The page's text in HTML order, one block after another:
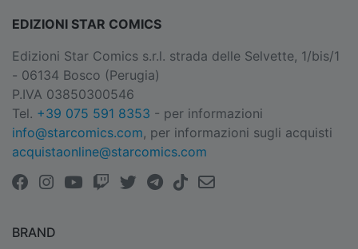
EDIZIONI STAR COMICS
Edizioni Star Comics s.r.l. strada delle Selvette, 1/bis/1
- 06134 Bosco (Perugia)
P.IVA 03850300546
Tel. +39 075 591 8353 - per informazioni
info@starcomics.com, per informazioni sugli acquisti
acquistaonline@starcomics.com
BRAND